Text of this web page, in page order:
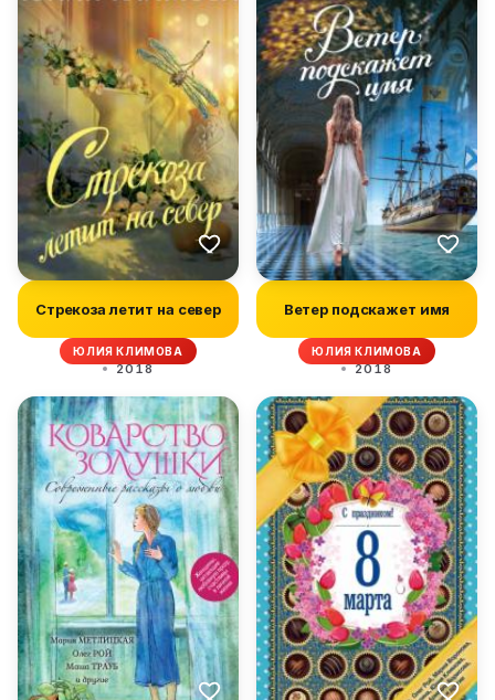
Стрекоза летит на север
ЮЛИЯ КЛИМОВА
2018
Ветер подскажет имя
ЮЛИЯ КЛИМОВА
2018